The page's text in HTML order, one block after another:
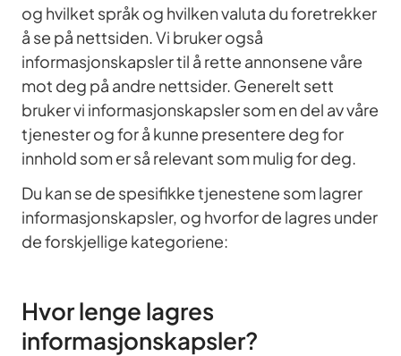
og hvilket språk og hvilken valuta du foretrekker
å se på nettsiden. Vi bruker også
informasjonskapsler til å rette annonsene våre
mot deg på andre nettsider. Generelt sett
bruker vi informasjonskapsler som en del av våre
tjenester og for å kunne presentere deg for
innhold som er så relevant som mulig for deg.
Du kan se de spesifikke tjenestene som lagrer
informasjonskapsler, og hvorfor de lagres under
de forskjellige kategoriene:
Hvor lenge lagres
informasjonskapsler?